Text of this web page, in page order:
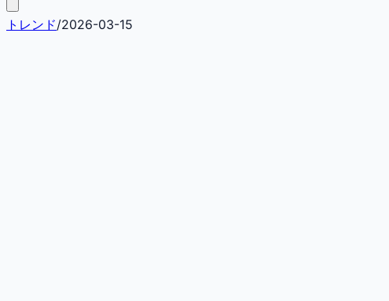
トレンド/2026-03-15